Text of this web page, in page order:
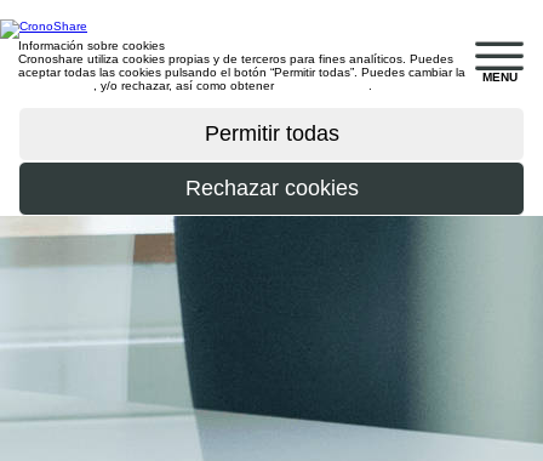
MENU
Información sobre cookies
Cronoshare utiliza cookies propias y de terceros para fines analíticos. Puedes
aceptar todas las cookies pulsando el botón “Permitir todas”. Puedes cambiar la
, y/o rechazar, así como obtener